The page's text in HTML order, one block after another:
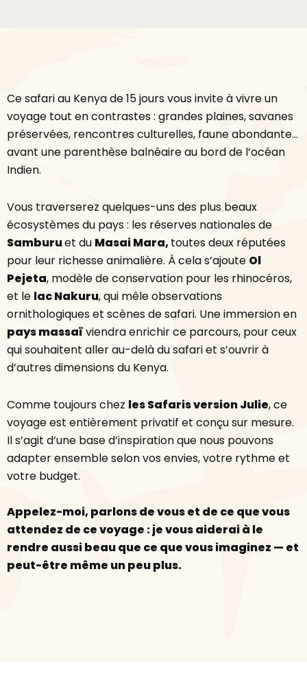
Ce safari au Kenya de 15 jours vous invite à vivre un
voyage tout en contrastes : grandes plaines, savanes
préservées, rencontres culturelles, faune abondante…
avant une parenthèse balnéaire au bord de l’océan
Indien.
Vous traverserez quelques-uns des plus beaux
écosystèmes du pays : les réserves nationales de
Samburuet du Masai Mara,toutes deux réputées
pour leur richesse animalière. À cela s’ajoute Ol
Pejeta, modèle de conservation pour les rhinocéros,
et le lac Nakuru, qui mêle observations
ornithologiques et scènes de safari. Une immersion en
pays massaïviendra enrichir ce parcours, pour ceux
qui souhaitent aller au-delà du safari et s’ouvrir à
d’autres dimensions du Kenya.
Comme toujours chez les Safaris version Julie, ce
voyage est entièrement privatif et conçu sur mesure.
Il s’agit d’une base d’inspiration que nous pouvons
adapter ensemble selon vos envies, votre rythme et
votre budget.
Appelez-moi, parlons de vous et de ce que vous
attendez de ce voyage : je vous aiderai à le
rendre aussi beau que ce que vous imaginez — et
peut-être même un peu plus.